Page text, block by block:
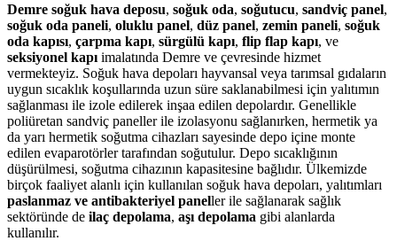
Demre soğuk hava deposu, soğuk oda, soğutucu, sandviç panel,
soğuk oda paneli, oluklu panel, düz panel, zemin paneli, soğuk
oda kapısı, çarpma kapı, sürgülü kapı, flip flap kapı, ve
seksiyonel kapı imalatında Demre ve çevresinde hizmet
vermekteyiz. Soğuk hava depoları hayvansal veya tarımsal gıdaların
uygun sıcaklık koşullarında uzun süre saklanabilmesi için yalıtımın
sağlanması ile izole edilerek inşaa edilen depolardır. Genellikle
poliüretan sandviç paneller ile izolasyonu sağlanırken, hermetik ya
da yarı hermetik soğutma cihazları sayesinde depo içine monte
edilen evaparotörler tarafından soğutulur. Depo sıcaklığının
düşürülmesi, soğutma cihazının kapasitesine bağlıdır. Ülkemizde
birçok faaliyet alanlı için kullanılan soğuk hava depoları, yalıtımları
paslanmaz ve antibakteriyel paneller ile sağlanarak sağlık
sektöründe de ilaç depolama, aşı depolama gibi alanlarda
kullanılır.